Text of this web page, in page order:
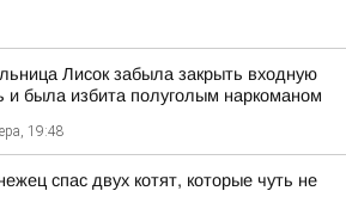
Лисок забыла закрыть входную
и была избита полуголым наркоманом
19:48
спас двух котят, которые чуть не